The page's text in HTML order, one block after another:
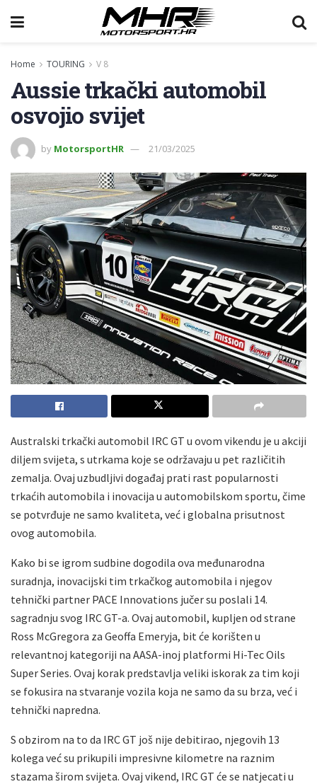
Home TOURING V 8
Aussie trkački automobil
osvojio svijet
by MotorsportHR 21/03/2025
Australski trkački automobil IRC GT u ovom vikendu je u akciji
diljem svijeta, s utrkama koje se održavaju u pet različitih
zemalja. Ovaj uzbudljivi događaj prati rast popularnosti
trkaćih automobila i inovacija u automobilskom sportu, čime
se potvrđuje ne samo kvaliteta, već i globalna prisutnost
ovog automobila.
Kako bi se igrom sudbine dogodila ova međunarodna
suradnja, inovacijski tim trkačkog automobila i njegov
tehnički partner PACE Innovations jučer su poslali 14.
sagradnju svog IRC GT-a. Ovaj automobil, kupljen od strane
Ross McGregora za Geoffa Emeryja, bit će korišten u
relevantnoj kategoriji na AASA-inoj platformi Hi-Tec Oils
Super Series. Ovaj korak predstavlja veliki iskorak za tim koji
se fokusira na stvaranje vozila koja ne samo da su brza, već i
tehnički napredna.
S obzirom na to da IRC GT još nije debitirao, njegovih 13
kolega već su prikupili impresivne kilometre na raznim
stazama širom svijeta. Ovaj vikend, IRC GT će se natjecati u